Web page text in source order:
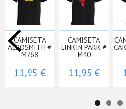
CAMISETA
AEROSMITH #
M768
11,95 €
CAMISETA
LINKIN PARK #
M40
11,95 €